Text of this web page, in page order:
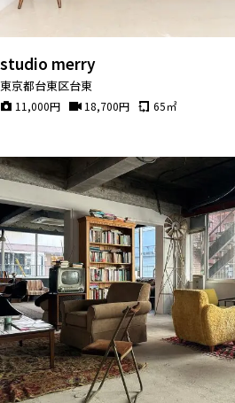
studio merry
東京都台東区台東
11,000円 18,700円 65㎡